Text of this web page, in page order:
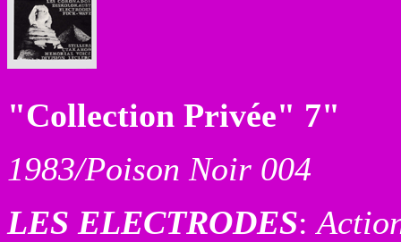
"Collection Privée" 7"
1983/Poison Noir 004
LES ELECTRODES: